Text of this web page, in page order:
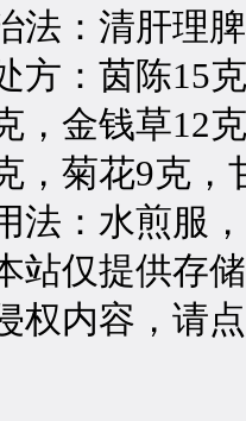
法：清肝理
方：茵陈15
，金钱草12
，菊花9克，
法：水煎服
站仅提供存
权内容，请